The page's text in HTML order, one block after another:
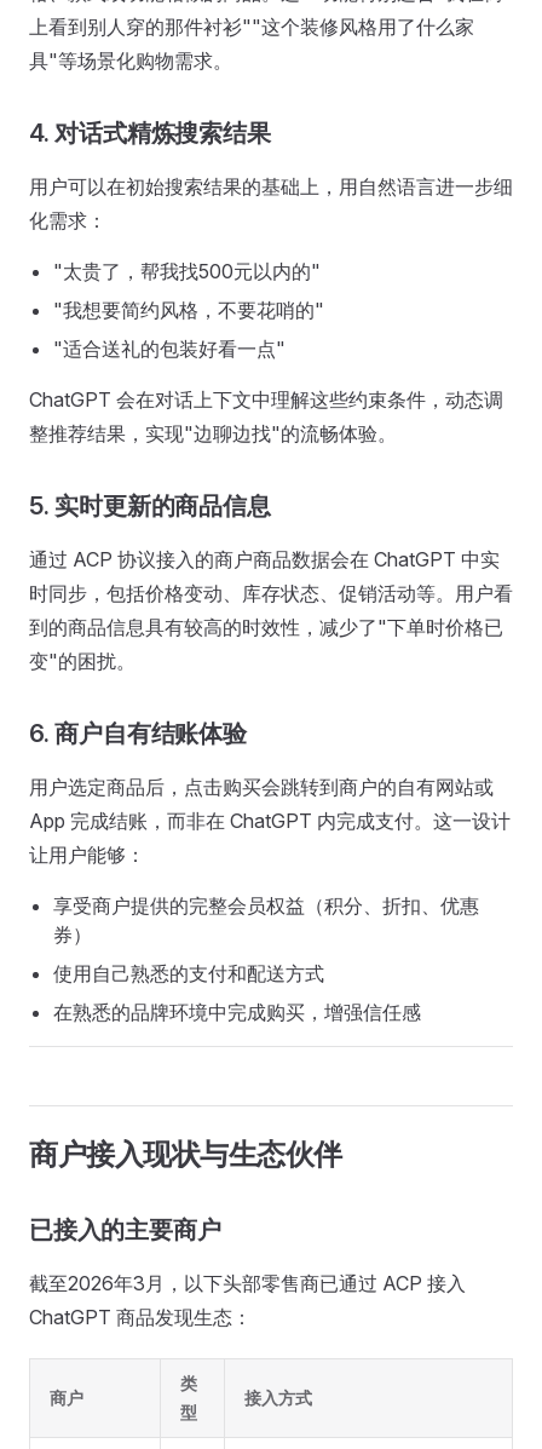
上看到别人穿的那件衬衫""这个装修风格用了什么家
具"等场景化购物需求。
4. 对话式精炼搜索结果
用户可以在初始搜索结果的基础上，用自然语言进一步细
化需求：
"太贵了，帮我找500元以内的"
"我想要简约风格，不要花哨的"
"适合送礼的包装好看一点"
ChatGPT 会在对话上下文中理解这些约束条件，动态调
整推荐结果，实现"边聊边找"的流畅体验。
5. 实时更新的商品信息
通过 ACP 协议接入的商户商品数据会在 ChatGPT 中实
时同步，包括价格变动、库存状态、促销活动等。用户看
到的商品信息具有较高的时效性，减少了"下单时价格已
变"的困扰。
6. 商户自有结账体验
用户选定商品后，点击购买会跳转到商户的自有网站或
App 完成结账，而非在 ChatGPT 内完成支付。这一设计
让用户能够：
享受商户提供的完整会员权益（积分、折扣、优惠
券）
使用自己熟悉的支付和配送方式
在熟悉的品牌环境中完成购买，增强信任感
商户接入现状与生态伙伴
已接入的主要商户
截至2026年3月，以下头部零售商已通过 ACP 接入
ChatGPT 商品发现生态：
商户
类
型
接入方式